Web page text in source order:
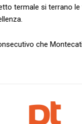
termale si terrano le
che